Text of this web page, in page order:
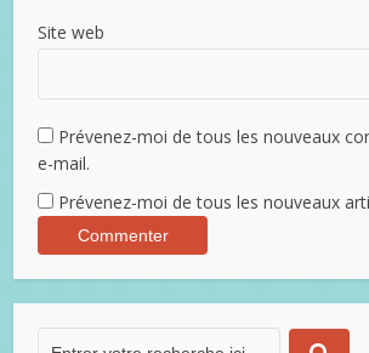
Site web
Prévenez-moi de tous les nouveaux
e-mail.
Prévenez-moi de tous les nouveaux